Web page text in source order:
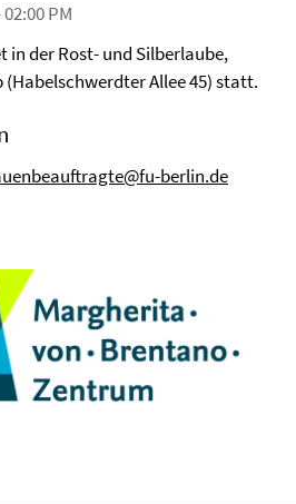
PM
in der Rost- und Silberlaube,
(Habelschwerdter Allee 45) statt.
berlin.de